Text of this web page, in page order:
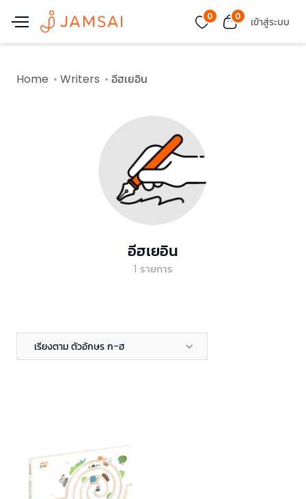
0 0 เข้าสู่ระบบ
Home Writers อีฮเยอิน
อีฮเยอิน
1 รายการ
เรียงตาม ตัวอักษร ก-ฮ